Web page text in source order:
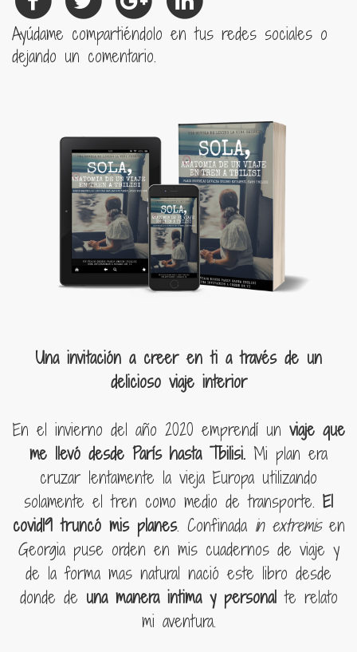
Ayúdame compartiéndolo en tus redes sociales o
dejando un comentario.
Una invitación a creer en ti a través de un
delicioso viaje interior
En el invierno del año 2020 emprendí un viaje que
me llevó desde París hasta Tbilisi. Mi plan era
cruzar lentamente la vieja Europa utilizando
solamente el tren como medio de transporte. El
covid19 truncó mis planes. Confinada in extremisen
Georgia puse orden en mis cuadernos de viaje y
de la forma mas natural nació este libro desde
donde de una manera intima y personalte relato
mi aventura.